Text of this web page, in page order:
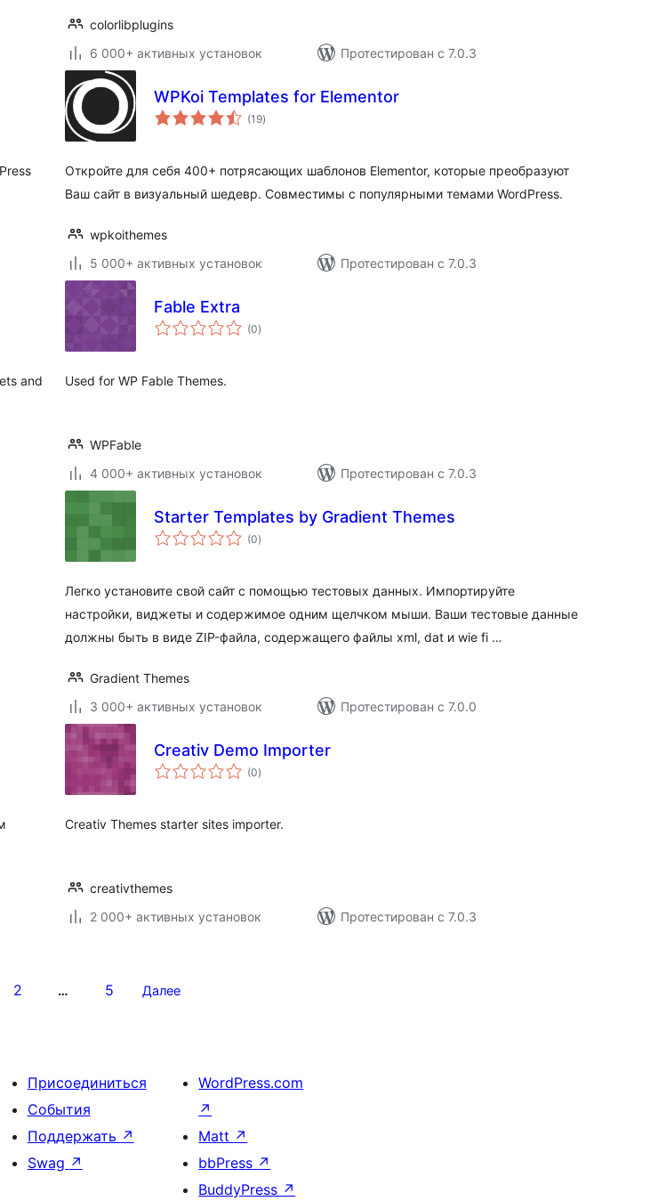
colorlibplugins
6 000+ активных установок
Протестирован с 7.0.3
WPKoi Templates for Elementor
(19общий
рейтинг
)
Откройте для себя 400+ потрясающих шаблонов Elementor, которые преобразуют
Ваш сайт в визуальный шедевр. Совместимы с популярными темами WordPress.
wpkoithemes
5 000+ активных установок
Протестирован с 7.0.3
and
Fable Extra
(0общий
рейтинг
)
Used for WP Fable Themes.
WPFable
4 000+ активных установок
Протестирован с 7.0.3
Starter Templates by Gradient Themes
(0общий
рейтинг
)
Легко установите свой сайт с помощью тестовых данных. Импортируйте
настройки, виджеты и содержимое одним щелчком мыши. Ваши тестовые данные
должны быть в виде ZIP-файла, содержащего файлы xml, dat и wie fi …
Gradient Themes
3 000+ активных установок
Протестирован с 7.0.0
Creativ Demo Importer
(0общий
рейтинг
)
Creativ Themes starter sites importer.
creativthemes
2 000+ активных установок
Протестирован с 7.0.3
2 … 5 Далее
Присоединиться
События
Поддержать ↗
Swag ↗
WordPress.com
↗
Matt ↗
bbPress ↗
BuddyPress ↗